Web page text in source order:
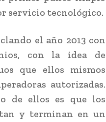
servicio tecnológico.
el año 2013 con
con la idea de
que ellos mismos
autorizadas.
de ellos es que los
y terminan en un